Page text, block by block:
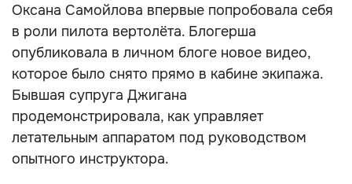
Оксана Самойлова впервые попробовала себя
в роли пилота вертолёта. Блогерша
опубликовала в личном блоге новое видео,
которое было снято прямо в кабине экипажа.
Бывшая супруга Джигана
продемонстрировала, как управляет
летательным аппаратом под руководством
опытного инструктора.